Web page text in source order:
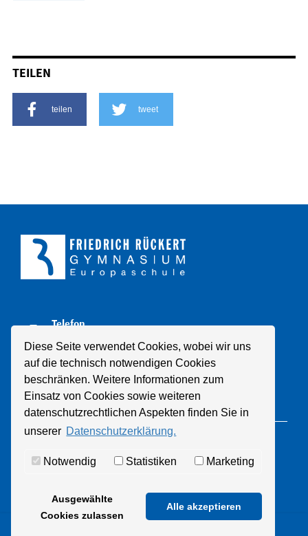
Diese Seite verwendet Cookies, wobei wir uns
auf die technisch notwendigen Cookies
beschränken. Weitere Informationen zum
Einsatz von Cookies sowie weiteren
datenschutzrechtlichen Aspekten finden Sie in
unserer Datenschutzerklärung.
Notwendig Statistiken Marketing
Ausgewählte
Cookies zulassen
Alle akzeptieren
TEILEN
teilen tweet
Telefon
+49 211 8998310
E-Mail
Mail schreiben